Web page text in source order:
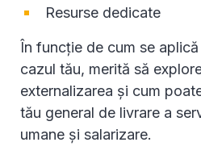
Resurse dedicate
În funcție de cum se
cazul tău, merită să
externalizarea și cum
tău general de livrare a
umane și salarizare.